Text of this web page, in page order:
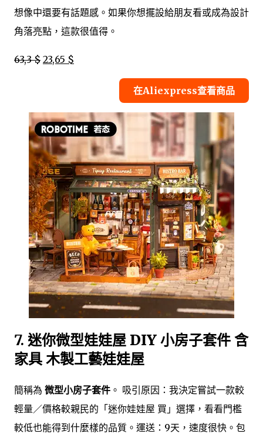
想像中還要有話題感。如果你想擺設給朋友看或成為設計
角落亮點，這款很值得。
63,3 $ 23,65 $
在Aliexpress查看商品
7. 迷你微型娃娃屋 DIY 小房子套件 含
家具 木製工藝娃娃屋
簡稱為 微型小房子套件 。 吸引原因：我決定嘗試一款較
輕量／價格較親民的「迷你娃娃屋 買」選擇，看看門檻
較低也能得到什麼樣的品質。運送：9天，速度很快。包